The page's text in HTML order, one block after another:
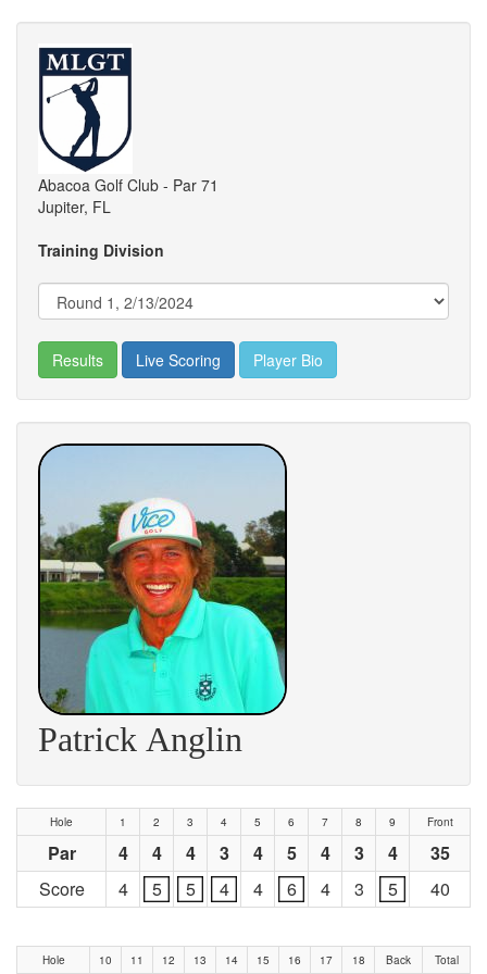
Abacoa Golf Club - Par 71
Jupiter, FL
Training Division
Results Live Scoring Player Bio
Patrick Anglin
Hole 1 2 3 4 5 6 7 8 9 Front
Par 4 4 4 3 4 5 4 3 4
35
Score
4 5 5 4 4 6 4 3 5 40
Hole 10 11 12 13 14 15 16 17 18 Back Total